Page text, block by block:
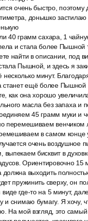
очень быстро,
донышко
40 грамм сахара, 1
и стала более Пышной
найти в описании, под
Пышной, и здесь я
минут.
станет ещё более Пышной
как она хорошо
масла без запаха и
45 грамм муки и
перемешиваем венчиком
в самом конце
очень
бисквит в
Ориентировочно 15
должна выходить
пружинить сверху, он
виде где-то на 5 минут,
и снимаю бумагу. Я хочу,
На мой взгляд, это